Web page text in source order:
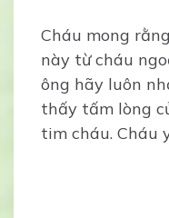
Cháu mong
này từ cháu
ông hãy luôn
thấy tấm lòng
tim cháu. Cháu